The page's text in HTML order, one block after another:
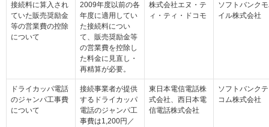
接続料に算入され
ていた販売奨励金
等の営業費の控除
について
2009年度以前の各
年度に適用してい
た接続料につい
て、販売奨励金等
の営業費を控除し
た料金に見直し・
再精算が必要。
株式会社エヌ・テ
ィ・ティ・ドコモ
ソフトバンク
イル株式会社
ドライカッパ電話
のジャンパ工事費
について
接続事業者が提供
するドライカッパ
電話のジャンパ工
事費は1,200円／
東日本電信電話株
式会社、西日本電
信電話株式会社
ソフトバンク
コム株式会社